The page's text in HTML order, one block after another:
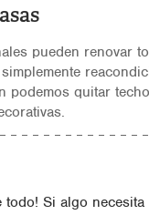
pueden renovar
podemos quitar
todo! Si algo